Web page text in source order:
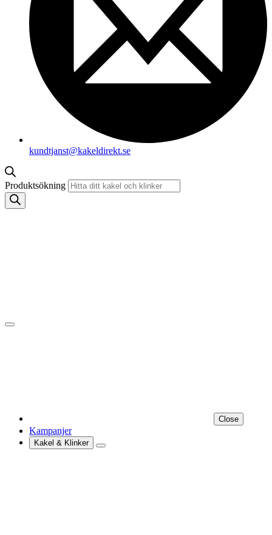
kundtjanst@kakeldirekt.se
Produktsökning
Close
Kampanjer
Kakel & Klinker